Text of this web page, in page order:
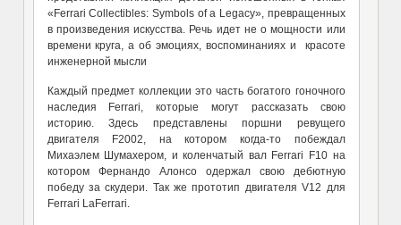
«Ferrari Collectibles: Symbols of a Legacy», превращенных
в произведения искусства. Речь идет не о мощности или
времени круга, а об эмоциях, воспоминаниях и красоте
инженерной мысли
Каждый предмет коллекции это часть богатого гоночного
наследия Ferrari, которые могут рассказать свою
историю. Здесь представлены поршни ревущего
двигателя F2002, на котором когда-то побеждал
Михаэлем Шумахером, и коленчатый вал Ferrari F10 на
котором Фернандо Алонсо одержал свою дебютную
победу за скудери. Так же прототип двигателя V12 для
Ferrari LaFerrari.